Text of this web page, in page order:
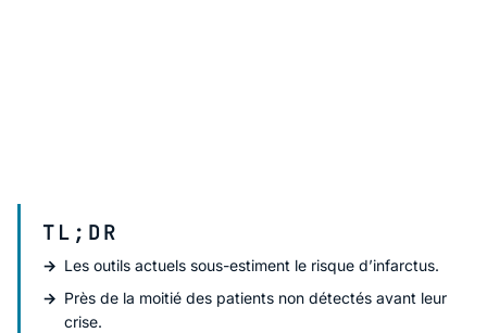
TL;DR
Les outils actuels sous-estiment le risque d’infarctus.
Près de la moitié des patients non détectés avant leur
crise.